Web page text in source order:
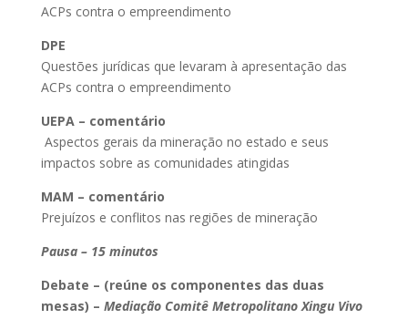
ACPs contra o empreendimento
DPE
Questões jurídicas que levaram à apresentação das
ACPs contra o empreendimento
UEPA – comentário
Aspectos gerais da mineração no estado e seus
impactos sobre as comunidades atingidas
MAM – comentário
Prejuízos e conflitos nas regiões de mineração
Pausa – 15 minutos
Debate – (reúne os componentes das duas
mesas) – Mediação Comitê Metropolitano Xingu Vivo